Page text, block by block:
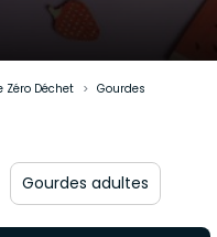
Zéro Déchet
Gourdes
Gourdes adultes